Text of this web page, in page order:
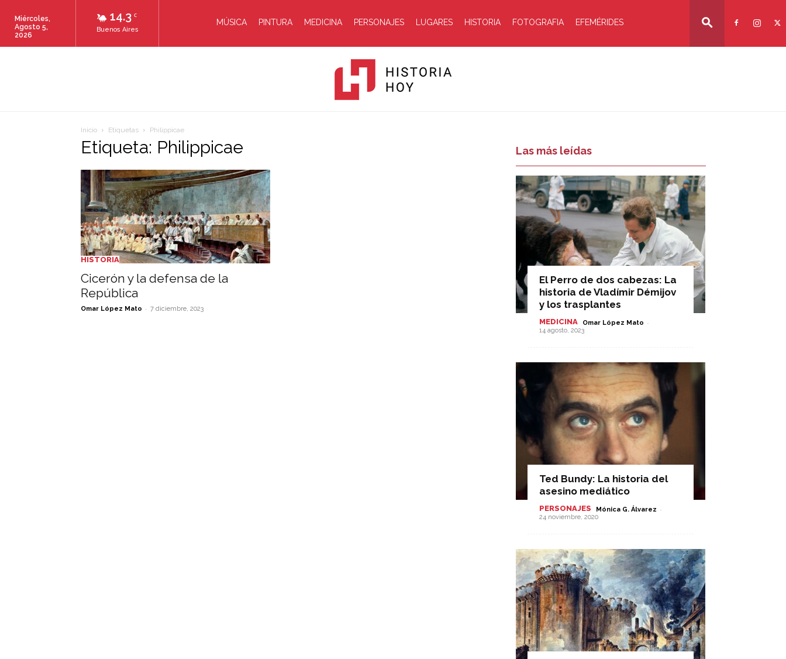
14.3 C
Buenos Aires
Miércoles,
Agosto 5,
2026
MÚSICA PINTURA MEDICINA PERSONAJES LUGARES HISTORIA FOTOGRAFIA EFEMÉRIDES
Inicio Etiquetas Philippicae
Etiqueta: Philippicae
HISTORIA
Cicerón y la defensa de la
República
Omar López Mato - 7 diciembre, 2023
Las más leídas
El Perro de dos cabezas: La
historia de Vladímir Démijov
y los trasplantes
MEDICINA Omar López Mato -
14 agosto, 2023
Ted Bundy: La historia del
asesino mediático
PERSONAJES Mónica G. Álvarez -
24 noviembre, 2020